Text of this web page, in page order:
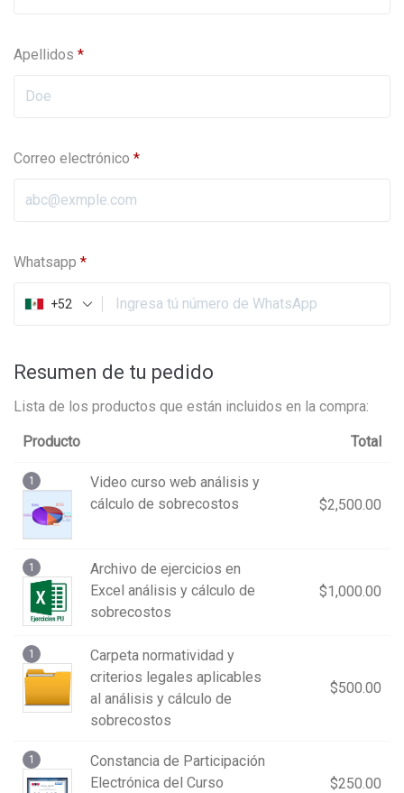
Apellidos *
Correo electrónico *
Whatsapp *
+52
Resumen de tu pedido
Lista de los productos que están incluidos en la compra:
Producto Total
1
Video curso web análisis y
cálculo de sobrecostos
$2,500.00
1
Archivo de ejercicios en
Excel análisis y cálculo de
sobrecostos
$1,000.00
1
Carpeta normatividad y
criterios legales aplicables
al análisis y cálculo de
sobrecostos
$500.00
1
Constancia de Participación
Electrónica del Curso
$250.00